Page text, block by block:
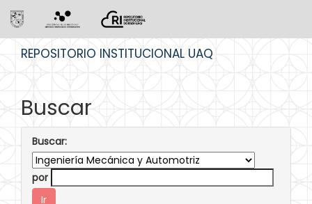
REPOSITORIO INSTITUCIONAL UAQ
Buscar
Buscar:
por